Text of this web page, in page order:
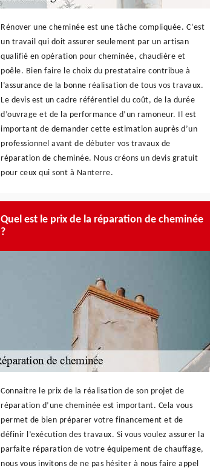
Rénover une cheminée est une tâche compliquée. C’est
un travail qui doit assurer seulement par un artisan
qualifié en opération pour cheminée, chaudière et
poêle. Bien faire le choix du prestataire contribue à
l’assurance de la bonne réalisation de tous vos travaux.
Le devis est un cadre référentiel du coût, de la durée
d’ouvrage et de la performance d’un ramoneur. Il est
important de demander cette estimation auprès d’un
professionnel avant de débuter vos travaux de
réparation de cheminée. Nous créons un devis gratuit
pour ceux qui sont à Nanterre.
Quel est le prix de la réparation de cheminée
?
Connaitre le prix de la réalisation de son projet de
réparation d’une cheminée est important. Cela vous
permet de bien préparer votre financement et de
définir l’exécution des travaux. Si vous voulez assurer la
parfaite réparation de votre équipement de chauffage,
nous vous invitons de ne pas hésiter à nous faire appel